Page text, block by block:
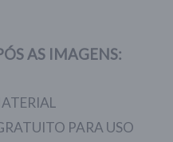
AS IMAGENS:
PARA USO